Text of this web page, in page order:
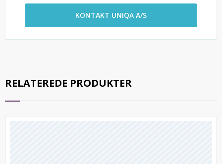
KONTAKT UNIQA A/S
RELATEREDE PRODUKTER